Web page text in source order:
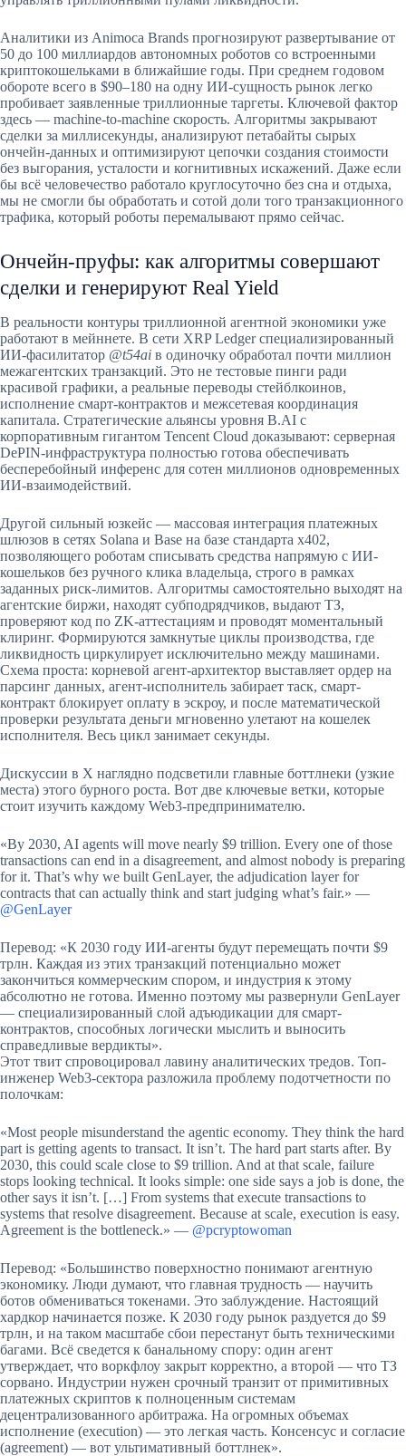
Аналитики из Animoca Brands прогнозируют развертывание от
50 до 100 миллиардов автономных роботов со встроенными
криптокошельками в ближайшие годы. При среднем годовом
обороте всего в $90–180 на одну ИИ-сущность рынок легко
пробивает заявленные триллионные таргеты. Ключевой фактор
здесь — machine-to-machine скорость. Алгоритмы закрывают
сделки за миллисекунды, анализируют петабайты сырых
ончейн-данных и оптимизируют цепочки создания стоимости
без выгорания, усталости и когнитивных искажений. Даже если
бы всё человечество работало круглосуточно без сна и отдыха,
мы не смогли бы обработать и сотой доли того транзакционного
трафика, который роботы перемалывают прямо сейчас.
Ончейн-пруфы: как алгоритмы совершают
сделки и генерируют Real Yield
В реальности контуры триллионной агентной экономики уже
работают в мейннете. В сети XRP Ledger специализированный
ИИ-фасилитатор @t54ai в одиночку обработал почти миллион
межагентских транзакций. Это не тестовые пинги ради
красивой графики, а реальные переводы стейблкоинов,
исполнение смарт-контрактов и межсетевая координация
капитала. Стратегические альянсы уровня B.AI с
корпоративным гигантом Tencent Cloud доказывают: серверная
DePIN-инфраструктура полностью готова обеспечивать
бесперебойный инференс для сотен миллионов одновременных
ИИ-взаимодействий.
Другой сильный юзкейс — массовая интеграция платежных
шлюзов в сетях Solana и Base на базе стандарта x402,
позволяющего роботам списывать средства напрямую с ИИ-
кошельков без ручного клика владельца, строго в рамках
заданных риск-лимитов. Алгоритмы самостоятельно выходят на
агентские биржи, находят субподрядчиков, выдают ТЗ,
проверяют код по ZK-аттестациям и проводят моментальный
клиринг. Формируются замкнутые циклы производства, где
ликвидность циркулирует исключительно между машинами.
Схема проста: корневой агент-архитектор выставляет ордер на
парсинг данных, агент-исполнитель забирает таск, смарт-
контракт блокирует оплату в эскроу, и после математической
проверки результата деньги мгновенно улетают на кошелек
исполнителя. Весь цикл занимает секунды.
Дискуссии в X наглядно подсветили главные боттлнеки (узкие
места) этого бурного роста. Вот две ключевые ветки, которые
стоит изучить каждому Web3-предпринимателю.
«By 2030, AI agents will move nearly $9 trillion. Every one of those
transactions can end in a disagreement, and almost nobody is preparing
for it. That’s why we built GenLayer, the adjudication layer for
contracts that can actually think and start judging what’s fair.» —
@GenLayer
Перевод: «К 2030 году ИИ-агенты будут перемещать почти $9
трлн. Каждая из этих транзакций потенциально может
закончиться коммерческим спором, и индустрия к этому
абсолютно не готова. Именно поэтому мы развернули GenLayer
— специализированный слой адъюдикации для смарт-
контрактов, способных логически мыслить и выносить
справедливые вердикты».
Этот твит спровоцировал лавину аналитических тредов. Топ-
инженер Web3-сектора разложила проблему подотчетности по
полочкам:
«Most people misunderstand the agentic economy. They think the hard
part is getting agents to transact. It isn’t. The hard part starts after. By
2030, this could scale close to $9 trillion. And at that scale, failure
stops looking technical. It looks simple: one side says a job is done, the
other says it isn’t. […] From systems that execute transactions to
systems that resolve disagreement. Because at scale, execution is easy.
Agreement is the bottleneck.» — @pcryptowoman
Перевод: «Большинство поверхностно понимают агентную
экономику. Люди думают, что главная трудность — научить
ботов обмениваться токенами. Это заблуждение. Настоящий
хардкор начинается позже. К 2030 году рынок раздуется до $9
трлн, и на таком масштабе сбои перестанут быть техническими
багами. Всё сведется к банальному спору: один агент
утверждает, что воркфлоу закрыт корректно, а второй — что ТЗ
сорвано. Индустрии нужен срочный транзит от примитивных
платежных скриптов к полноценным системам
децентрализованного арбитража. На огромных объемах
исполнение (execution) — это легкая часть. Консенсус и согласие
(agreement) — вот ультимативный боттлнек».